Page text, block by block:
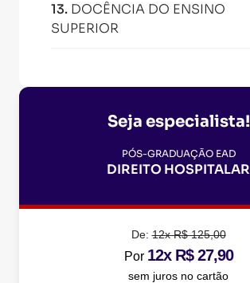
13. DOCÊNCIA DO ENSINO
SUPERIOR
Seja especialista!
PÓS-GRADUAÇÃO EAD
DIREITO HOSPITALAR
De:12x R$ 125,00
Por 12x R$ 27,90
sem juros no cartão